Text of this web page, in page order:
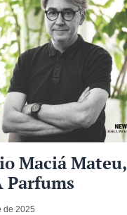
Maciá Mateu,
Parfums
de 2025